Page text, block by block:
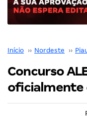
Início ›› Nordeste ››
Concurso
oficialmente